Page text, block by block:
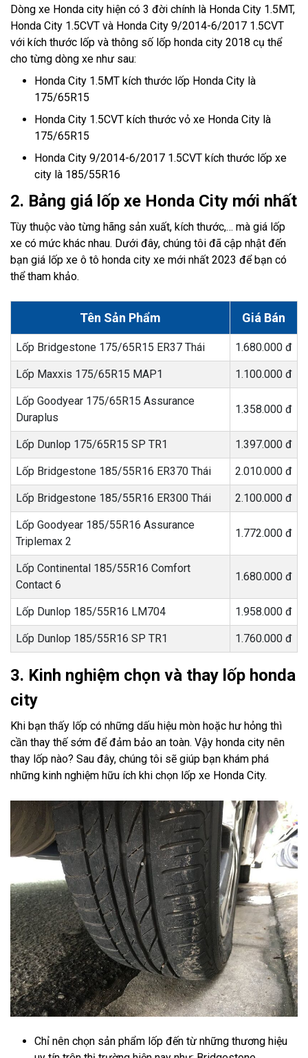
Dòng xe Honda city hiện có 3 đời chính là Honda City 1.5MT,
Honda City 1.5CVT và Honda City 9/2014-6/2017 1.5CVT
với kích thước lốp và thông số lốp honda city 2018 cụ thể
cho từng dòng xe như sau:
Honda City 1.5MT kích thước lốp Honda City là
175/65R15
Honda City 1.5CVT kích thước vỏ xe Honda City là
175/65R15
Honda City 9/2014-6/2017 1.5CVT kích thước lốp xe
city là 185/55R16
2. Bảng giá lốp xe Honda City mới nhất
Tùy thuộc vào từng hãng sản xuất, kích thước,… mà giá lốp
xe có mức khác nhau. Dưới đây, chúng tôi đã cập nhật đến
bạn giá lốp xe ô tô honda city xe mới nhất 2023 để bạn có
thể tham khảo.
Tên Sản Phẩm Giá Bán
Lốp Bridgestone 175/65R15 ER37 Thái 1.680.000 đ
Lốp Maxxis 175/65R15 MAP1 1.100.000 đ
Lốp Goodyear 175/65R15 Assurance
Duraplus
1.358.000 đ
Lốp Dunlop 175/65R15 SP TR1 1.397.000 đ
Lốp Bridgestone 185/55R16 ER370 Thái 2.010.000 đ
Lốp Bridgestone 185/55R16 ER300 Thái 2.100.000 đ
Lốp Goodyear 185/55R16 Assurance
Triplemax 2
1.772.000 đ
Lốp Continental 185/55R16 Comfort
Contact 6
1.680.000 đ
Lốp Dunlop 185/55R16 LM704 1.958.000 đ
Lốp Dunlop 185/55R16 SP TR1 1.760.000 đ
3. Kinh nghiệm chọn và thay lốp honda
city
Khi bạn thấy lốp có những dấu hiệu mòn hoặc hư hỏng thì
cần thay thế sớm để đảm bảo an toàn. Vậy honda city nên
thay lốp nào? Sau đây, chúng tôi sẽ giúp bạn khám phá
những kinh nghiệm hữu ích khi chọn lốp xe Honda City.
Chỉ nên chọn sản phẩm lốp đến từ những thương hiệu